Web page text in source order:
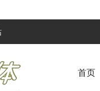
首页